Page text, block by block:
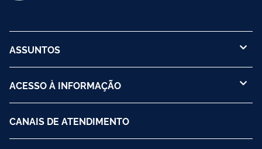
ASSUNTOS
ACESSO À INFORMAÇÃO
CANAIS DE ATENDIMENTO